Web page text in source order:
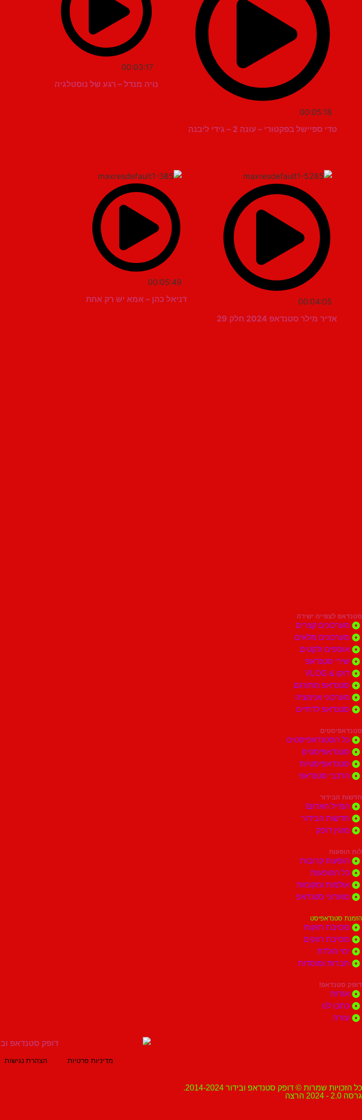
00:05:18
טדי ספיישל בפקטורי – עונה 2 – גידי ליבנה
00:03:17
נויה מנדל – רגע של נוסטלגיה
00:04:05
אדיר מילר סטנדאפ 2024 חלק 29
00:05:49
דניאל כהן – אמא יש רק אחת
סטנדאפ לצפייה ישירה
מערכונים קצרים
מערכונים מלאים
אוספים ולקטים
שירי סטנדאפ
דוקו & VLOG
סטנדאפ מתורגם
מערכוני אנימציה
סטנדאפ לדתיים
סטנדאפיסטים
כל הסטנדאפיסטים
סטנדאפיסטים
סטנדאפיסטיות
הרכבי סטנדאפ
חדשות הבידור
המייל האדום!
חדשות הבידור
מזגין דופק
לוח הופעות
הופעות קרובות
כל ההופעות
אולמות ומקומות
מועדוני סטנדאפ
הזמנת סטנדאפיסט
מסיבת רווקות
מסיבת רווקים
ימי הולדת
חברות ומוסדות
דופק סטנדאפ!
אודות
כתבו לנו
עזרה
מדיניות פרטיות הצהרת נגישות
כל הזכויות שמרות © דופק סטנדאפ ובידור 2014-2024.
גרסה 2.0 - 2024 הרצה